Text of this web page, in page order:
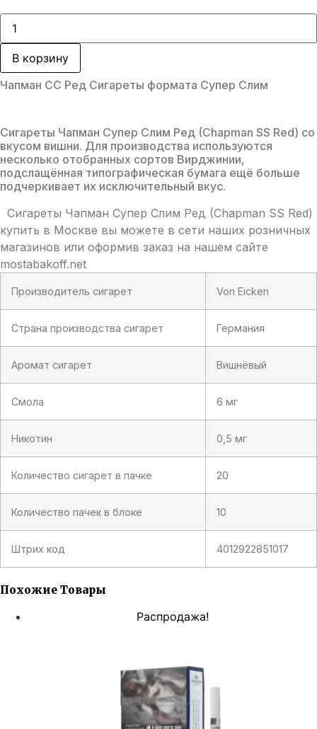
составляла1210,00
Количество
товара
Сигареты
Чапман
Супер
Слим
Ред
В корзину
Чапман СС Ред Сигареты формата Супер Слим
Сигареты Чапман Супер Слим Ред (Chapman SS Red) со
вкусом вишни. Для производства используются
несколько отобранных сортов Вирджинии,
подслащённая типографическая бумага ещё больше
подчеркивает их исключительный вкус.
купить в Москве вы можете в сети наших розничных
магазинов или оформив заказ на нашем сайте
Производитель сигарет Von Eicken
Страна производства сигарет Германия
Аромат сигарет Вишнёвый
Смола 6 мг
Никотин 0,5 мг
Количество сигарет в пачке 20
Количество пачек в блоке 10
Штрих код 4012922851017
Похожие Товары
Распродажа!